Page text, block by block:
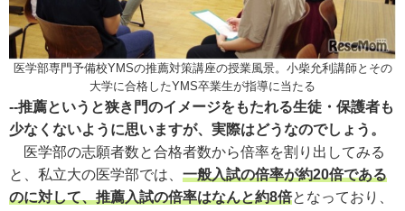
医学部専門予備校YMSの推薦対策講座の授業風景。小柴允利講師とその
大学に合格したYMS卒業生が指導に当たる
--推薦というと狭き門のイメージをもたれる生徒・保護者も
少なくないように思いますが、実際はどうなのでしょう。
医学部の志願者数と合格者数から倍率を割り出してみる
と、私立大の医学部では、 一般入試の倍率が約20倍である
のに対して、推薦入試の倍率はなんと約8倍となっており、